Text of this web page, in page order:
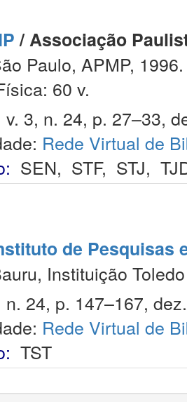
/ Associação
Paulo, APMP, 1996.
60 v.
3, n. 24, p. 27–33,
Rede Virtual de
SEN, STF, STJ,
de Pesquisas
Instituição
24, p. 147–167,
Rede Virtual de
TST